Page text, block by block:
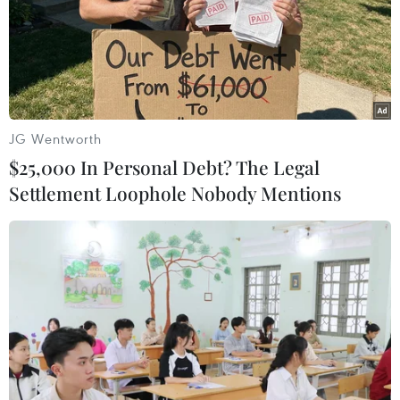
TIN LIÊN QUAN
HĐBA kêu gọi cách tiếp cận toàn diện cho
các thách thức tại Sahel
17/11/2020 01:03
JG Wentworth
$25,000 In Personal Debt? The Legal
Settlement Loophole Nobody Mentions